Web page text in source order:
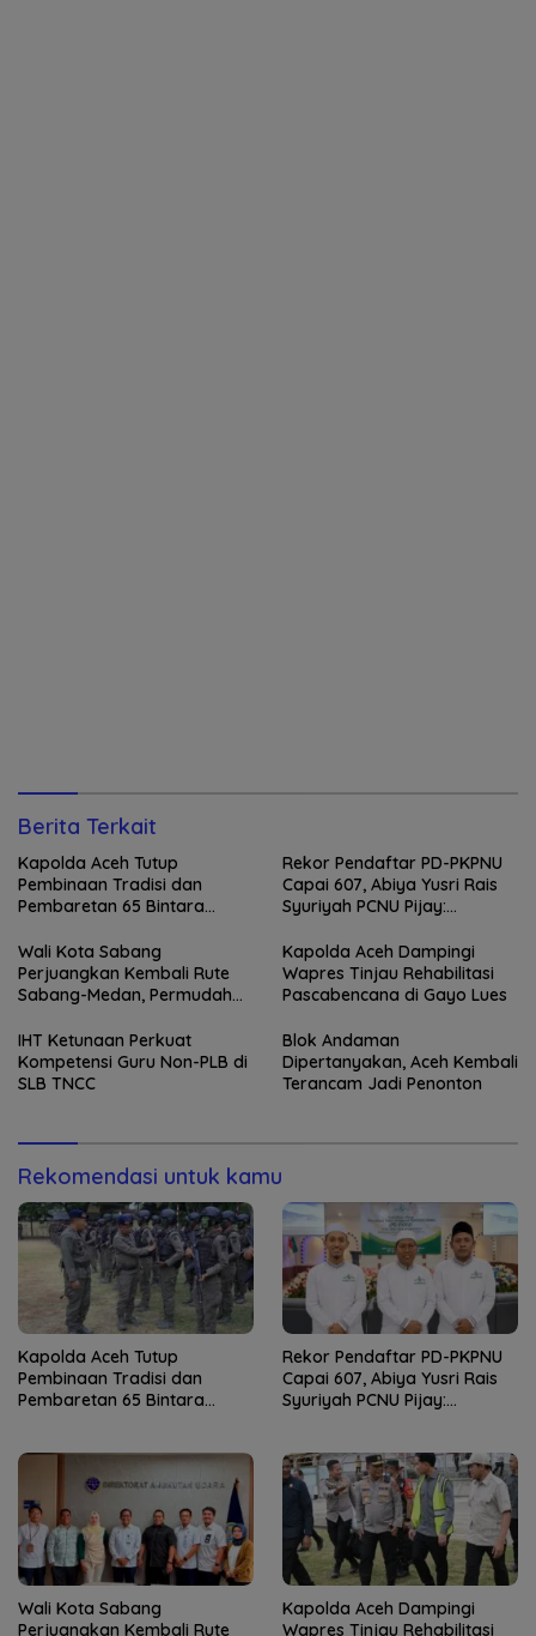
Berita Terkait
Kapolda Aceh Tutup
Pembinaan Tradisi dan
Pembaretan 65 Bintara
Rekor Pendaftar PD-PKPNU
Capai 607, Abiya Yusri Rais
Syuriyah PCNU Pijay:
Jantung Jam’iyah
Wali Kota Sabang
Perjuangkan Kembali Rute
Sabang-Medan, Permudah
Weh
Kapolda Aceh Dampingi
Wapres Tinjau Rehabilitasi
Pascabencana di Gayo Lues
IHT Ketunaan Perkuat
Kompetensi Guru Non-PLB di
SLB TNCC
Blok Andaman
Dipertanyakan, Aceh Kembali
Terancam Jadi Penonton
Rekomendasi untuk kamu
Kapolda Aceh Tutup
Pembinaan Tradisi dan
Pembaretan 65 Bintara
Rekor Pendaftar PD-PKPNU
Capai 607, Abiya Yusri Rais
Syuriyah PCNU Pijay:
Wali Kota Sabang
Perjuangkan Kembali Rute
Kapolda Aceh Dampingi
Wapres Tinjau Rehabilitasi